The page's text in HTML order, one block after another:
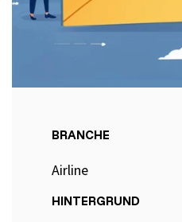
Selenium 4 Tester Foundation
Xray -
Xray Essentials
BRANCHE
Airline
HINTERGRUND